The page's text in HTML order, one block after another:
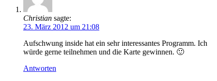
Christian sagte:
23. März 2012 um 21:08
Aufschwung inside hat ein sehr interessantes Programm. Ich
würde gerne teilnehmen und die Karte gewinnen. 🙂
Antworten